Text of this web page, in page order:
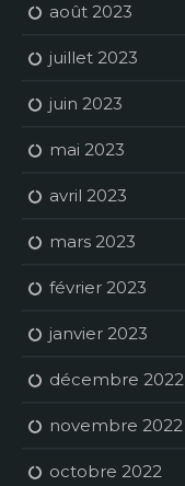
août 2023
juillet 2023
juin 2023
mai 2023
avril 2023
mars 2023
février 2023
janvier 2023
décembre 2022
novembre 2022
octobre 2022